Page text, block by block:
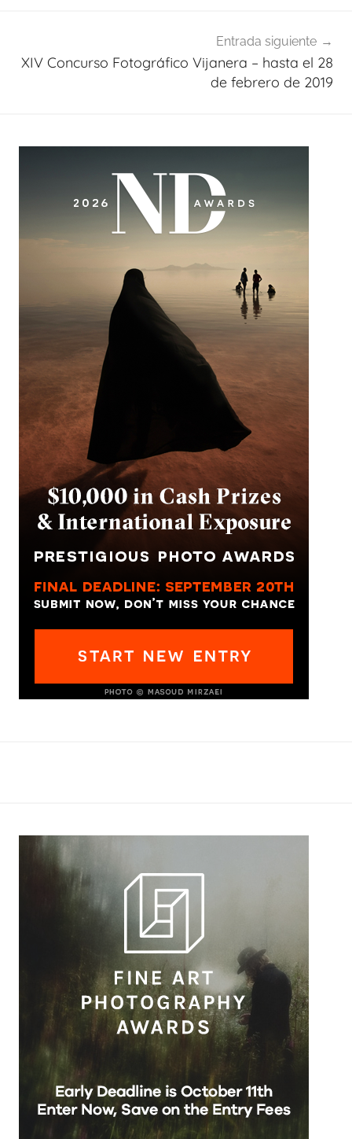
Entrada siguiente
XIV Concurso Fotográfico Vijanera – hasta el 28
de febrero de 2019